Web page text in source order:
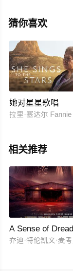
猜你喜欢
她对星星歌唱
拉里·塞达尔
相关推荐
A Sense of Dread
乔迪·特伦凯文·麦